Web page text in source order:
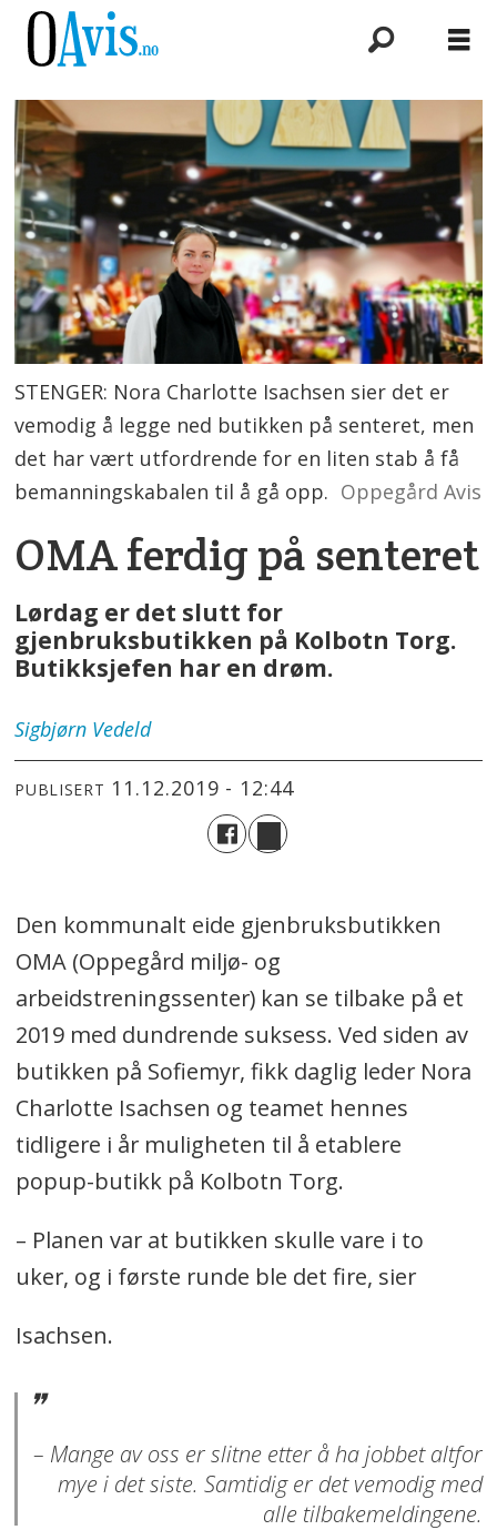
STENGER: Nora Charlotte Isachsen sier det er
vemodig å legge ned butikken på senteret, men
det har vært utfordrende for en liten stab å få
bemanningskabalen til å gå opp. Oppegård Avis
OMA ferdig på senteret
Lørdag er det slutt for
gjenbruksbutikken på Kolbotn Torg.
Butikksjefen har en drøm.
Sigbjørn Vedeld
PUBLISERT 11.12.2019 - 12:44
Den kommunalt eide gjenbruksbutikken
OMA (Oppegård miljø- og
arbeidstreningssenter) kan se tilbake på et
2019 med dundrende suksess. Ved siden av
butikken på Sofiemyr, fikk daglig leder Nora
Charlotte Isachsen og teamet hennes
tidligere i år muligheten til å etablere
popup-butikk på Kolbotn Torg.
– Planen var at butikken skulle vare i to
uker, og i første runde ble det fire, sier
Isachsen.
– Mange av oss er slitne etter å ha jobbet altfor
mye i det siste. Samtidig er det vemodig med
alle tilbakemeldingene.